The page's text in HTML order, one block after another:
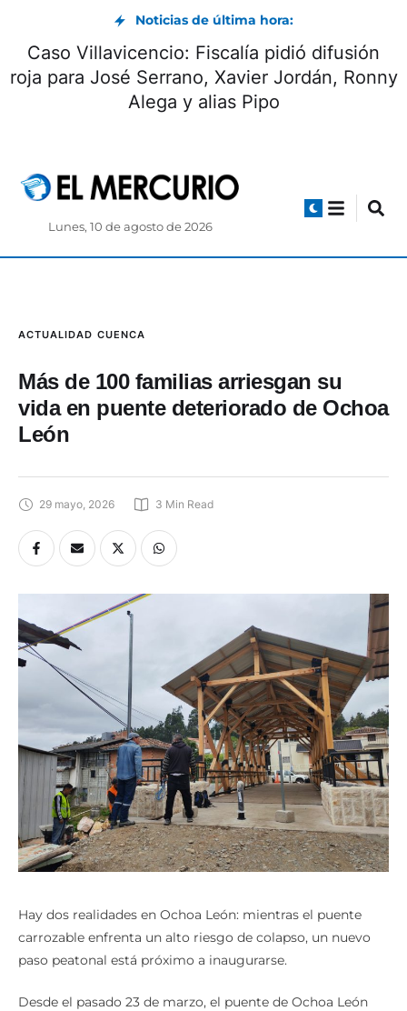
Noticias de última hora:
Caso Villavicencio: Fiscalía pidió difusión
roja para José Serrano, Xavier Jordán, Ronny
Alega y alias Pipo
Lunes, 10 de agosto de 2026
ACTUALIDAD CUENCA
Más de 100 familias arriesgan su
vida en puente deteriorado de Ochoa
León
29 mayo, 2026 3 Min Read
Hay dos realidades en Ochoa León: mientras el puente
carrozable enfrenta un alto riesgo de colapso, un nuevo
paso peatonal está próximo a inaugurarse.
Desde el pasado 23 de marzo, el puente de Ochoa León